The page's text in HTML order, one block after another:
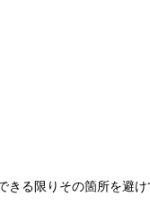
る限りその箇所を避